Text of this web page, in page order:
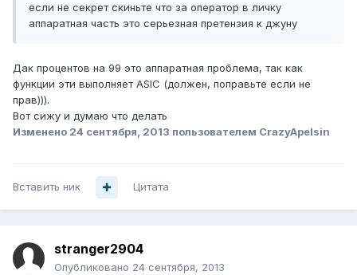
если не секрет скиньте что за оператор в личку
аппаратная часть это серьезная претензия к джуну
Дак процентов на 99 это аппаратная проблема, так как
функции эти выполняет ASIC (должен, поправьте если не
прав))).
Вот сижу и думаю что делать
Изменено 24 сентября, 2013 пользователем CrazyApelsin
Вставить ник Цитата
stranger2904
Опубликовано 24 сентября, 2013